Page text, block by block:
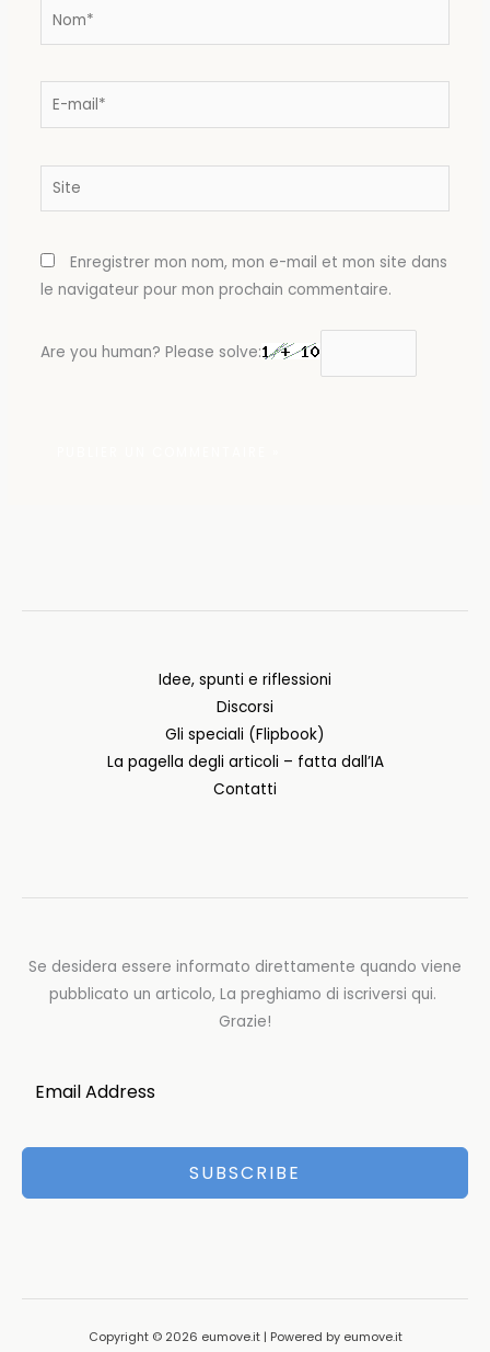
Nom*
E-
Site
Enregistrer mon nom, mon e-mail et mon site dans
le navigateur pour mon prochain commentaire.
Are you human? Please solve:
Idee, spunti e riflessioni
Discorsi
Gli speciali (Flipbook)
La pagella degli articoli – fatta dall’IA
Contatti
Se desidera essere informato direttamente quando viene
pubblicato un articolo, La preghiamo di iscriversi qui.
Grazie!
SUBSCRIBE
Copyright © 2026 eumove.it | Powered by eumove.it